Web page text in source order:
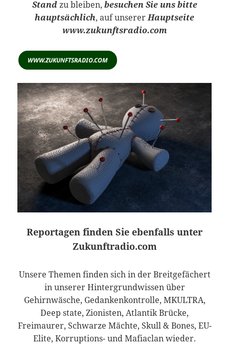
Standzu bleiben, besuchen Sie uns bitte
hauptsächlich, auf unsererHauptseite
www.zukunftsradio.com
WWW.ZUKUNFTSRADIO.COM
Reportagen finden Sie ebenfalls unter
Zukunftradio.com
Unsere Themen finden sich in der Breitgefächert
in unserer Hintergrundwissen über
Gehirnwäsche, Gedankenkontrolle, MKULTRA,
Deep state, Zionisten, Atlantik Brücke,
Freimaurer, Schwarze Mächte, Skull & Bones, EU-
Elite, Korruptions- und Mafiaclan wieder.